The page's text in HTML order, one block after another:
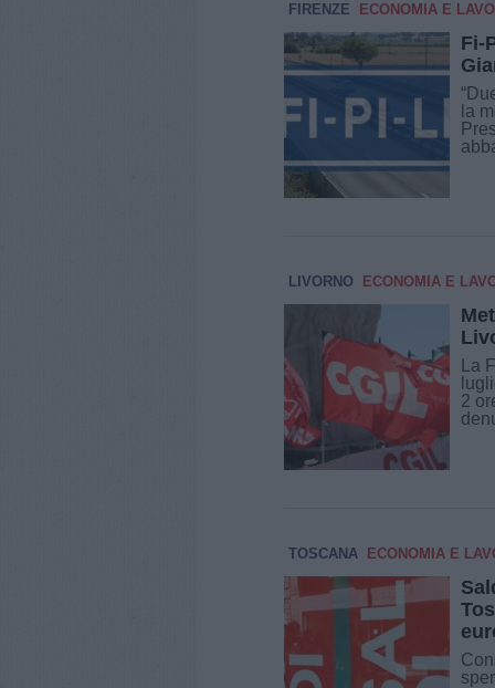
FIRENZE ECONOMIA E
Fi-
la
LIVORNO ECONOMIA E
La
2
TOSCANA ECONOMIA E